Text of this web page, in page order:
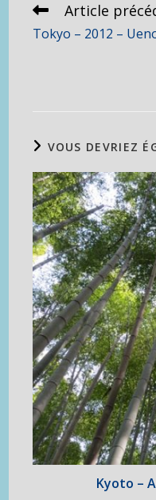
Read
articles
Article
Tokyo – 2012 –
VOUS DEVRIEZ
Kyoto –